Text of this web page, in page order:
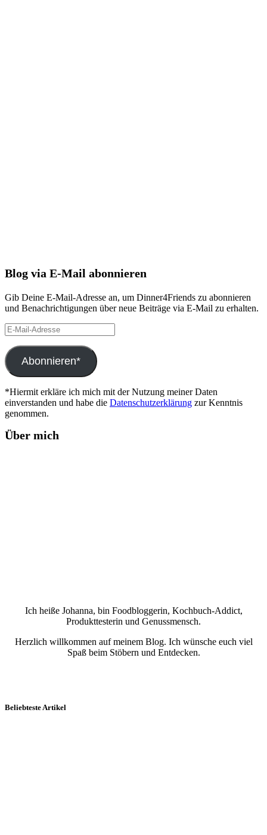
Blog via E-Mail abonnieren
Gib Deine E-Mail-Adresse an, um Dinner4Friends zu abonnieren
und Benachrichtigungen über neue Beiträge via E-Mail zu erhalten.
E-
Mail-
Adresse
Abonnieren*
*Hiermit erkläre ich mich mit der Nutzung meiner Daten
einverstanden und habe die Datenschutzerklärung zur Kenntnis
genommen.
Über mich
Ich heiße Johanna, bin Foodbloggerin, Kochbuch-Addict,
Produkttesterin und Genussmensch.
Herzlich willkommen auf meinem Blog. Ich wünsche euch viel
Spaß beim Stöbern und Entdecken.
Beliebteste Artikel